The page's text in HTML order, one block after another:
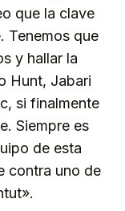
que la clave
Tenemos que
y hallar la
Hunt, Jabari
si finalmente
Siempre es
de esta
contra uno de